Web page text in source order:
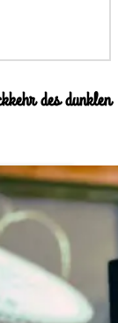
des dunklen